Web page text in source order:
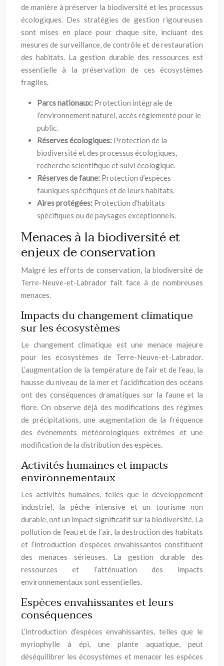
de manière à préserver la biodiversité et les processus
écologiques. Des stratégies de gestion rigoureuses
sont mises en place pour chaque site, incluant des
mesures de surveillance, de contrôle et de restauration
des habitats. La gestion durable des ressources est
essentielle à la préservation de ces écosystèmes
fragiles.
Parcs nationaux: Protection intégrale de
l’environnement naturel, accès réglementé pour le
public.
Réserves écologiques: Protection de la
biodiversité et des processus écologiques,
recherche scientifique et suivi écologique.
Réserves de faune: Protection d’espèces
fauniques spécifiques et de leurs habitats.
Aires protégées: Protection d’habitats
spécifiques ou de paysages exceptionnels.
Menaces à la biodiversité et
enjeux de conservation
Malgré les efforts de conservation, la biodiversité de
Terre-Neuve-et-Labrador fait face à de nombreuses
menaces.
Impacts du changement climatique
sur les écosystèmes
Le changement climatique est une menace majeure
pour les écosystèmes de Terre-Neuve-et-Labrador.
L’augmentation de la température de l’air et de l’eau, la
hausse du niveau de la mer et l’acidification des océans
ont des conséquences dramatiques sur la faune et la
flore. On observe déjà des modifications des régimes
de précipitations, une augmentation de la fréquence
des événements météorologiques extrêmes et une
modification de la distribution des espèces.
Activités humaines et impacts
environnementaux
Les activités humaines, telles que le développement
industriel, la pêche intensive et un tourisme non
durable, ont un impact significatif sur la biodiversité. La
pollution de l’eau et de l’air, la destruction des habitats
et l’introduction d’espèces envahissantes constituent
des menaces sérieuses. La gestion durable des
ressources et l’atténuation des impacts
environnementaux sont essentielles.
Espèces envahissantes et leurs
conséquences
L’introduction d’espèces envahissantes, telles que le
myriophylle à épi, une plante aquatique, peut
déséquilibrer les écosystèmes et menacer les espèces